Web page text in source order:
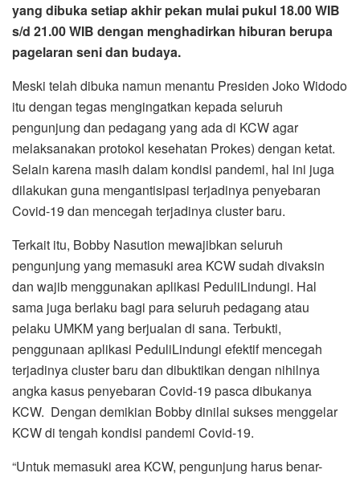
yang dibuka setiap akhir pekan mulai pukul 18.00 WIB
s/d 21.00 WIB dengan menghadirkan hiburan berupa
pagelaran seni dan budaya.
Meski telah dibuka namun menantu Presiden Joko Widodo
itu dengan tegas mengingatkan kepada seluruh
pengunjung dan pedagang yang ada di KCW agar
melaksanakan protokol kesehatan Prokes) dengan ketat.
Selain karena masih dalam kondisi pandemi, hal ini juga
dilakukan guna mengantisipasi terjadinya penyebaran
Covid-19 dan mencegah terjadinya cluster baru.
Terkait itu, Bobby Nasution mewajibkan seluruh
pengunjung yang memasuki area KCW sudah divaksin
dan wajib menggunakan aplikasi PeduliLindungi. Hal
sama juga berlaku bagi para seluruh pedagang atau
pelaku UMKM yang berjualan di sana. Terbukti,
penggunaan aplikasi PeduliLindungi efektif mencegah
terjadinya cluster baru dan dibuktikan dengan nihilnya
angka kasus penyebaran Covid-19 pasca dibukanya
KCW. Dengan demikian Bobby dinilai sukses menggelar
KCW di tengah kondisi pandemi Covid-19.
“Untuk memasuki area KCW, pengunjung harus benar-